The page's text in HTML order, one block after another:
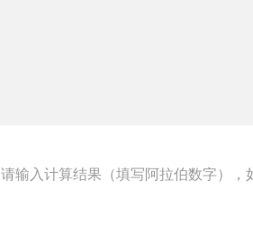
请输入计算结果（填写阿拉伯数字），